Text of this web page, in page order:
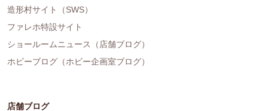
造形村サイト（SWS）
ファレホ特設サイト
ショールームニュース（店舗ブログ）
ホビーブログ（ホビー企画室ブログ）
店舗ブログ